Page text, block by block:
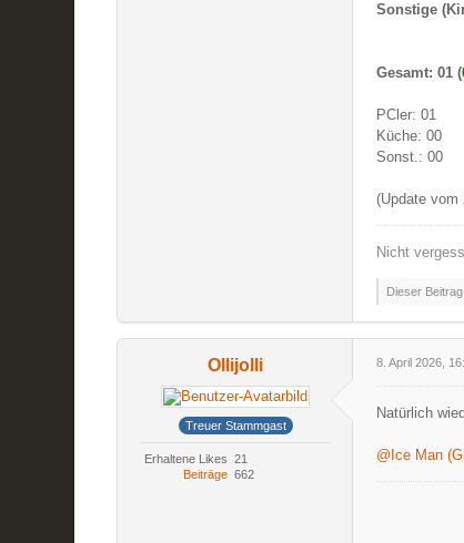
Sonstige
Gesamt: 01 (
PCler: 01
Küche: 00
Sonst.: 00
(Update vom
Nicht
Dieser
Ollijolli
Treuer Stammgast
Erhaltene Likes 21
Beiträge 662
8. April 2026,
Natürlich
@Ice Man